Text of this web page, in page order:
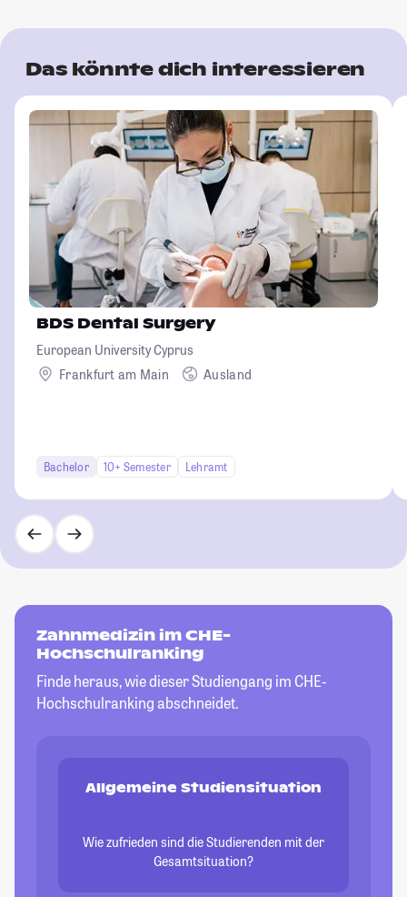
Das könnte dich interessieren
BDS Dental Surgery
European University Cyprus
Frankfurt am Main
Ausland
Bachelor 10+ Semester Lehramt
Zahnmedizin im CHE-
Hochschulranking
Finde heraus, wie dieser Studiengang im CHE-
Hochschulranking abschneidet.
Allgemeine Studiensituation
Wie zufrieden sind die Studierenden mit der
Gesamtsituation?